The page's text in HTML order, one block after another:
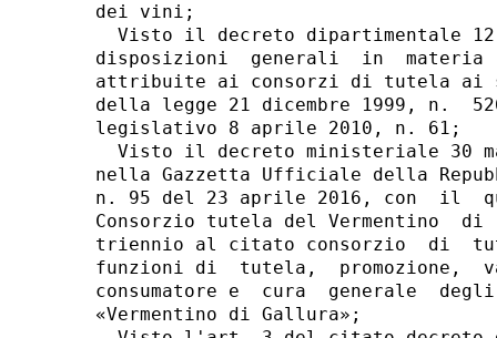
dei vini;
Visto il decreto dipartimentale
disposizioni  generali  in
attribuite ai consorzi di tutela ai
della legge 21 dicembre 1999, n.
legislativo 8 aprile 2010, n. 61;
Visto il decreto ministeriale 30
nella Gazzetta Ufficiale della
n. 95 del 23 aprile 2016, con  il
Consorzio tutela del Vermentino
triennio al citato consorzio  di
funzioni di  tutela,  promozione,
consumatore e  cura  generale
«Vermentino di Gallura»;